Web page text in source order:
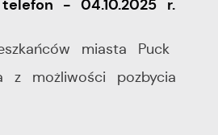
- 04.10.2025 r.
miasta Puck
z możliwości pozbycia